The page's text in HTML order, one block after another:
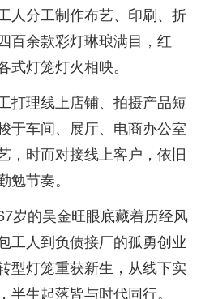
人分工制作布艺、印刷、折
百余款彩灯琳琅满目，红
灯笼灯火相映。
打理线上店铺、拍摄产品短
于车间、展厅、电商办公室
，时而对接线上客户，依旧
节奏。
岁的吴金旺眼底藏着历经风
工人到负债接厂的孤勇创业
型灯笼重获新生，从线下实
生起落皆与时代同行。